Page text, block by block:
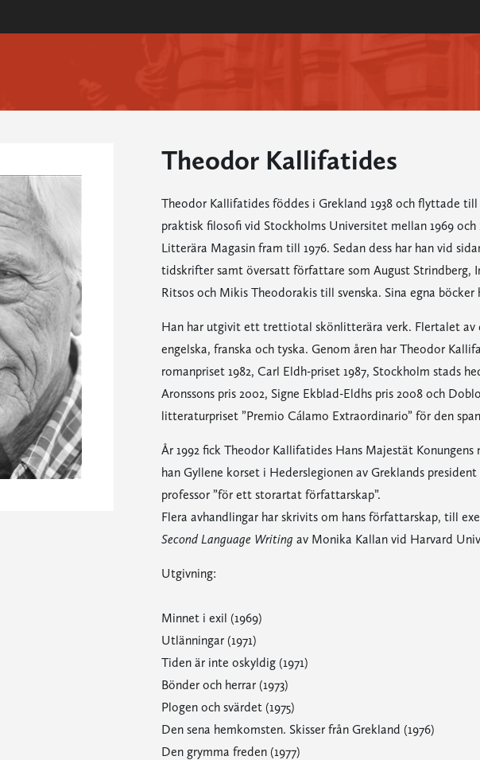
Theodor Kallifatides
Theodor Kallifatides föddes i Grekland 1938 och flyttade till
praktisk filosofi vid Stockholms Universitet mellan 1969
Litterära Magasin fram till 1976. Sedan dess har han vid
tidskrifter samt översatt författare som August Strindberg,
Ritsos och Mikis Theodorakis till svenska. Sina egna
Han har utgivit ett trettiotal skönlitterära verk. Flertalet av
engelska, franska och tyska. Genom åren har Theodor
romanpriset 1982, Carl Eldh-priset 1987, Stockholm stads
Aronssons pris 2002, Signe Ekblad-Eldhs pris 2008 och
litteraturpriset ”Premio Cálamo Extraordinario” för den
År 1992 fick Theodor Kallifatides Hans Majestät
han Gyllene korset i Hederslegionen av Greklands
professor ”för ett storartat författarskap”.
Flera avhandlingar har skrivits om hans författarskap, till
Second Language Writing av Monika Kallan vid Harvard
Utgivning:
Minnet i exil (1969)
Utlänningar (1971)
Tiden är inte oskyldig (1971)
Bönder och herrar (1973)
Plogen och svärdet (1975)
Den sena hemkomsten. Skisser från Grekland (1976)
Den grymma freden (1977)